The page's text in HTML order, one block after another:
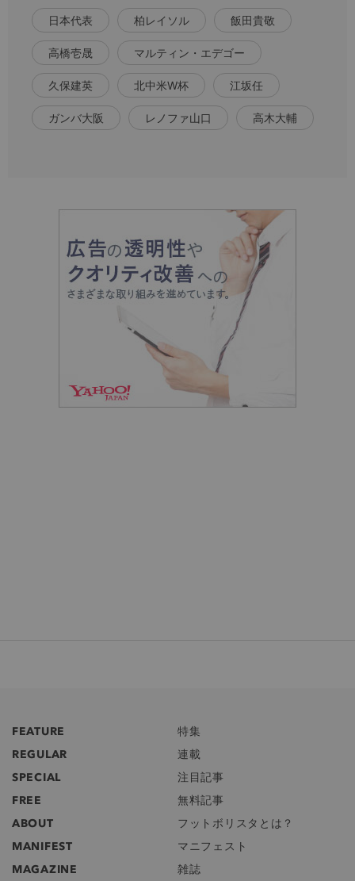
日本代表 柏レイソル 飯田貴敬
高橋壱晟 マルティン・エデゴー
久保建英 北中米W杯 江坂任
ガンバ大阪 レノファ山口 高木大輔
FEATURE
特集
REGULAR
連載
SPECIAL
注目記事
FREE
無料記事
ABOUT
フットボリスタとは？
MANIFEST
マニフェスト
MAGAZINE
雑誌